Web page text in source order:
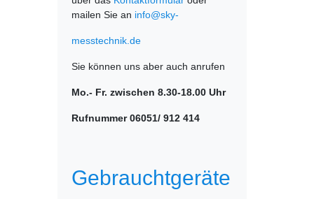
mailen Sie an info@sky-
messtechnik.de
Sie können uns aber auch anrufen
Mo.- Fr. zwischen 8.30-18.00 Uhr
Rufnummer 06051/ 912 414
Gebrauchtgeräte